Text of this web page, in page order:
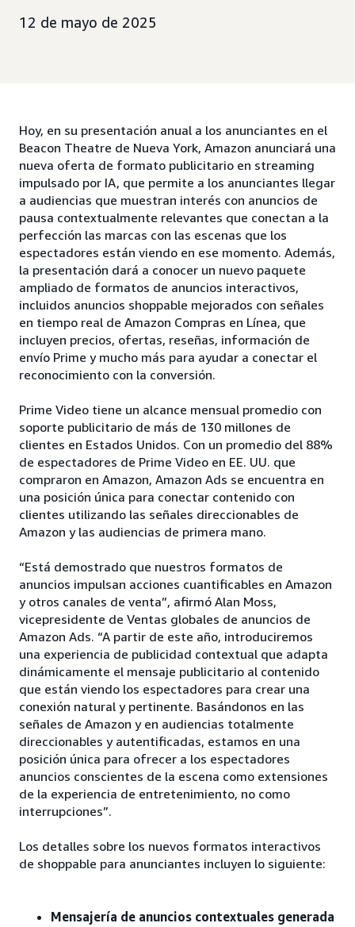
12 de mayo de 2025
Hoy, en su presentación anual a los anunciantes en el
Beacon Theatre de Nueva York, Amazon anunciará una
nueva oferta de formato publicitario en streaming
impulsado por IA, que permite a los anunciantes llegar
a audiencias que muestran interés con anuncios de
pausa contextualmente relevantes que conectan a la
perfección las marcas con las escenas que los
espectadores están viendo en ese momento. Además,
la presentación dará a conocer un nuevo paquete
ampliado de formatos de anuncios interactivos,
incluidos anuncios shoppable mejorados con señales
en tiempo real de Amazon Compras en Línea, que
incluyen precios, ofertas, reseñas, información de
envío Prime y mucho más para ayudar a conectar el
reconocimiento con la conversión.
Prime Video tiene un alcance mensual promedio con
soporte publicitario de más de 130 millones de
clientes en Estados Unidos. Con un promedio del 88%
de espectadores de Prime Video en EE. UU. que
compraron en Amazon, Amazon Ads se encuentra en
una posición única para conectar contenido con
clientes utilizando las señales direccionables de
Amazon y las audiencias de primera mano.
“Está demostrado que nuestros formatos de
anuncios impulsan acciones cuantificables en Amazon
y otros canales de venta”, afirmó Alan Moss,
vicepresidente de Ventas globales de anuncios de
Amazon Ads. “A partir de este año, introduciremos
una experiencia de publicidad contextual que adapta
dinámicamente el mensaje publicitario al contenido
que están viendo los espectadores para crear una
conexión natural y pertinente. Basándonos en las
señales de Amazon y en audiencias totalmente
direccionables y autentificadas, estamos en una
posición única para ofrecer a los espectadores
anuncios conscientes de la escena como extensiones
de la experiencia de entretenimiento, no como
interrupciones”.
Los detalles sobre los nuevos formatos interactivos
de shoppable para anunciantes incluyen lo siguiente:
Mensajería de anuncios contextuales generada